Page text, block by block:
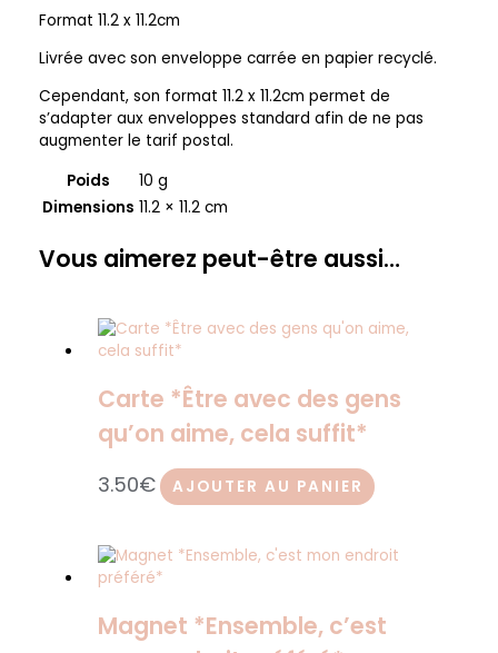
Format 11.2 x 11.2cm
Livrée avec son enveloppe carrée en papier recyclé.
Cependant, son format 11.2 x 11.2cm permet de
s’adapter aux enveloppes standard afin de ne pas
augmenter le tarif postal.
Poids
10 g
Dimensions 11.2 × 11.2 cm
Vous aimerez peut-être aussi…
Carte *Être avec des gens
qu’on aime, cela suffit*
3.50€ AJOUTER AU PANIER
Magnet *Ensemble, c’est